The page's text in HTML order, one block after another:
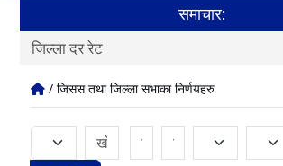
समाचार:
जिल्ला दर रेट
/ जिसस तथा जिल्ला सभाका निर्णयहरु